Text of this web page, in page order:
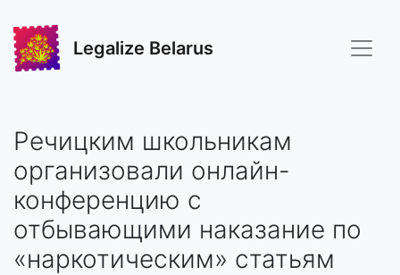
Legalize Belarus
Речицким школьникам
организовали онлайн-
конференцию с
отбывающими наказание по
«наркотическим» статьям